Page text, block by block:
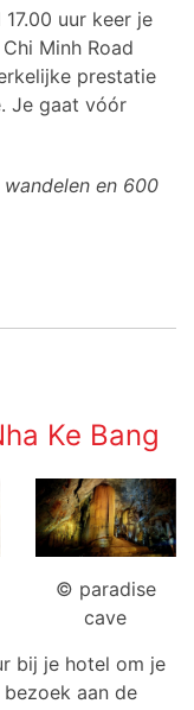
uur keer je
Minh Road
prestatie
Je gaat vóór
en 600
Ke Bang
© paradise
cave
bij je hotel om je
aan de